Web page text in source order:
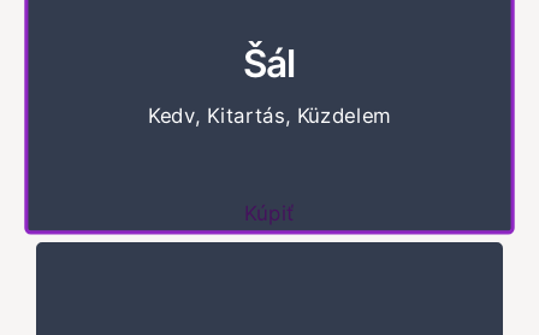
Šál
Kedv, Kitartás, Küzdelem
Kúpiť